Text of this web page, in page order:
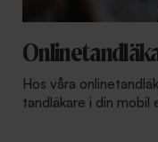
Hos våra
tandläkare i din mobil